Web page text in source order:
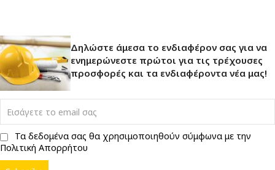
Δηλώστε άμεσα το ενδιαφέρον σας για να
ενημερώνεστε πρώτοι για τις τρέχουσες
προσφορές και τα ενδιαφέροντα νέα μας!
Τα δεδομένα σας θα χρησιμοποιηθούν σύμφωνα με την
Πολιτική Απορρήτου